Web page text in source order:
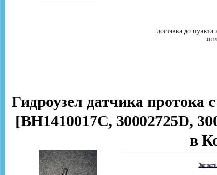
доставка до
Гидроузел датчика протока
[BH1410017C, 30002725D,
в
Запчасти